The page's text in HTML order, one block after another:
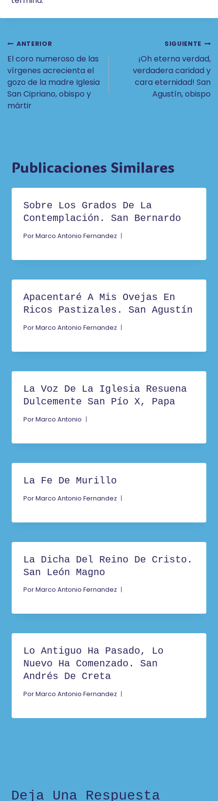
Navegación
De
Entradas
ANTERIOR
El coro numeroso de las
vírgenes acrecienta el
gozo de la madre Iglesia
San Cipriano, obispo y
mártir
SIGUIENTE
¡Oh eterna verdad,
verdadera caridad y
cara eternidad! San
Agustín, obispo
Publicaciones Similares
Sobre Los Grados De La
Contemplación. San Bernardo
PorMarco Antonio Fernandez
Apacentaré A Mis Ovejas En
Ricos Pastizales. San Agustín
PorMarco Antonio Fernandez
La Voz De La Iglesia Resuena
Dulcemente San Pío X, Papa
PorMarco Antonio
La Fe De Murillo
PorMarco Antonio Fernandez
La Dicha Del Reino De Cristo.
San León Magno
PorMarco Antonio Fernandez
Lo Antiguo Ha Pasado, Lo
Nuevo Ha Comenzado. San
Andrés De Creta
PorMarco Antonio Fernandez
Deja Una Respuesta